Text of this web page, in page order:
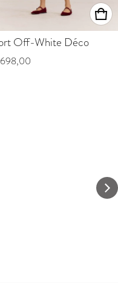
Off-White Déco
normal